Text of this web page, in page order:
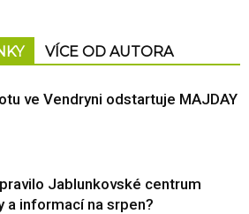
VÍCE OD AUTORA
ve Vendryni odstartuje MAJDAY
Jablunkovské centrum
a informací na srpen?